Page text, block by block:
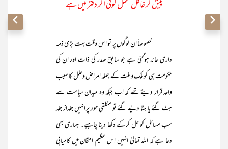
پیش کر غافل عمل کوئی اگر دفتر میں ہے
خصوصاً ان لوگوں پر تو اس وقت بہت بڑی ذمہ
داری عائد ہوگئی ہے جو سابق صدر کی ذات اور ان کی
حکومت ہی کو ملک و ملت کے جملہ امراض وعلل کا سببِ
واحد قرار دیتے تھے کہ اب جبکہ وہ میدان سیاست سے
ہٹ گئے یا ہٹا دیے گئے تو منطقی طور پر انہیں جلداز جلد
سب مسائل کو حل کرکے دکھا دینا چاہیے۔ ہماری بھی
دعا ہے کہ اللہ تعالیٰ انہیں اس عظیم امتحان میں کامیابی